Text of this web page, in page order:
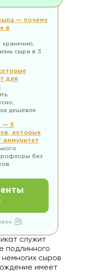
— почему
в
сыра в 3
для
дешевле
— 5
которые
иммунитет
без
служит
подлинного
немногих сыров
имеет